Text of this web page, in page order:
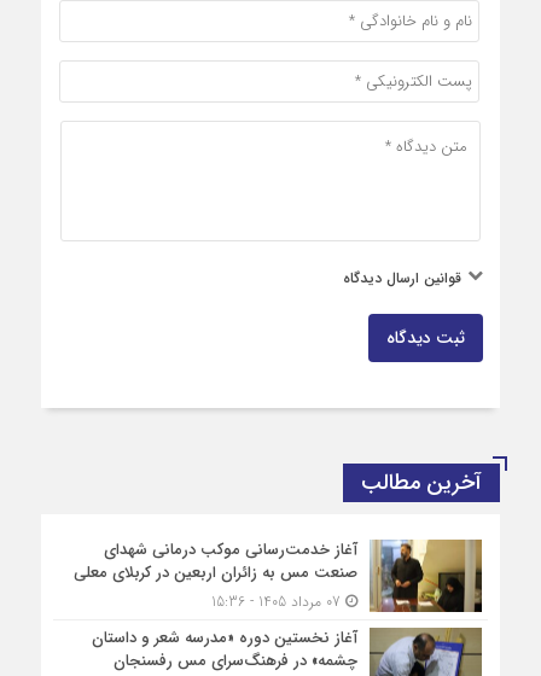
قوانین ارسال دیدگاه
ثبت دیدگاه
آخرین مطالب
آغاز خدمت‌رسانی موکب درمانی شهدای
صنعت مس به زائران اربعین در کربلای معلی
آغاز نخستین دوره «مدرسه شعر و داستان
چشمه» در فرهنگ‌سرای مس رفسنجان